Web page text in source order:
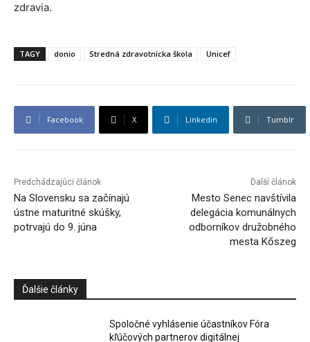
zdravia.
TAGY donio Stredná zdravotnícka škola Unicef
Facebook X Linkedin Tumblr
Predchádzajúci článok
Na Slovensku sa začínajú
ústne maturitné skúšky,
potrvajú do 9. júna
Ďalší článok
Mesto Senec navštívila
delegácia komunálnych
odborníkov družobného
mesta Kőszeg
Ďalšie články
Spoločné vyhlásenie účastníkov Fóra
kľúčových partnerov digitálnej